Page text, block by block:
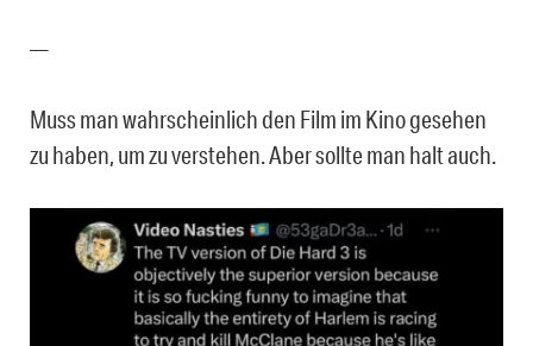
—
Muss man wahrscheinlich den Film im Kino gesehen
zu haben, um zu verstehen. Aber sollte man halt auch.